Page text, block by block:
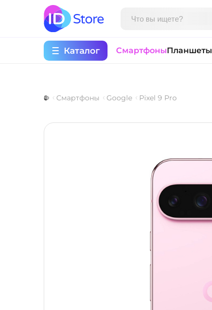
Каталог СмартфоныПланшеты
Смартфоны Google Pixel 9 Pro